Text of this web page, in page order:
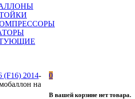
0
В вашей корзине нет товара.
(F16) 2014-
на